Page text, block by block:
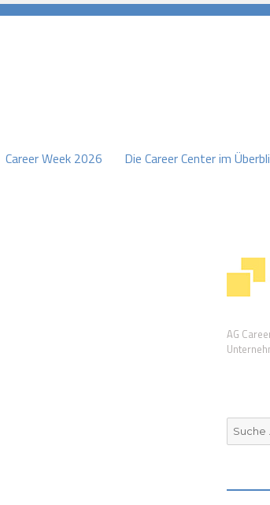
Career Week 2026 Die Career Center im
AG
Suche
nach: